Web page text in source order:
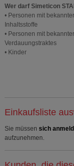
Wer darf Simeticon
• Personen mit
Inhaltsstoffe
• Personen mit
Verdauungstraktes
• Kinder
Einkaufsliste
Sie müssen sich
aufzunehmen.